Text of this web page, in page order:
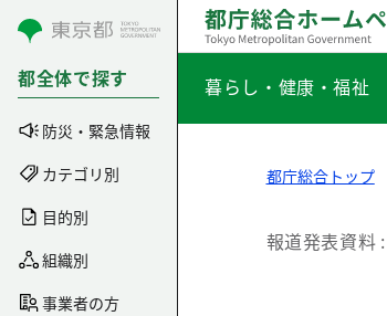
コンテンツにスキップ
都全体で探す
防災・緊急情報
カテゴリ別
目的別
組織別
事業者の方
暮らし・健康・福祉
都庁総合トップ
報道発表資料